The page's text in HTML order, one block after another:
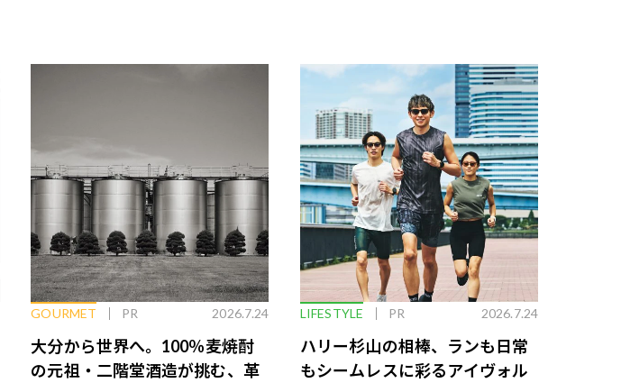
GOURMET PR 2026.7.24
大分から世界へ。100％麦焼酎
の元祖・二階堂酒造が挑む、革
LIFESTYLE PR 2026.7.24
ハリー杉山の相棒、ランも日常
もシームレスに彩るアイヴォル